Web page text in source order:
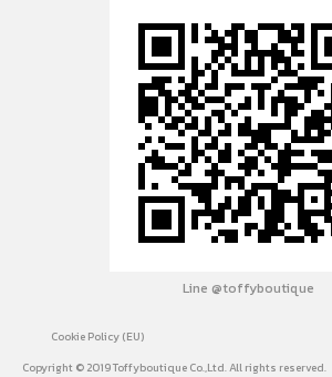
Line @toffyboutique
Cookie Policy (EU)
Copyright © 2019 Toffyboutique Co.,Ltd. All rights reserved.